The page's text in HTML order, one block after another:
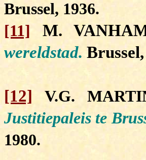
Brussel, 1936.
[11]
M.
wereldstad.
[12] V.G.
Justitiepaleis te
1980.